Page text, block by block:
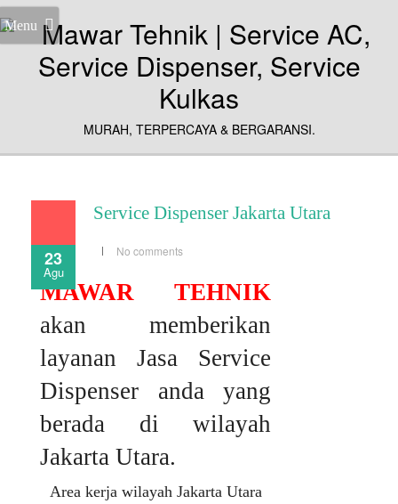
Menu
MURAH, TERPERCAYA & BERGARANSI.
23
Agu
Service Dispenser Jakarta Utara
No comments
MAWAR TEHNIK
akan memberikan
layanan Jasa Service
Dispenser anda yang
berada di wilayah
Jakarta Utara.
Area kerja wilayah Jakarta Utara